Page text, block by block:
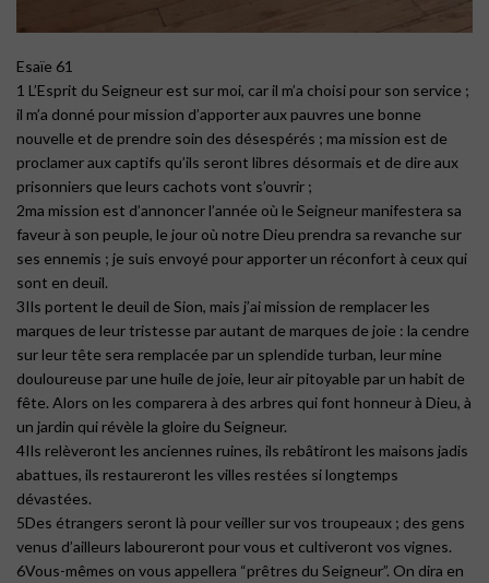
Esaïe 61
1 L’Esprit du Seigneur est sur moi, car il m’a choisi pour son service ;
il m’a donné pour mission d’apporter aux pauvres une bonne
nouvelle et de prendre soin des désespérés ; ma mission est de
proclamer aux captifs qu’ils seront libres désormais et de dire aux
prisonniers que leurs cachots vont s’ouvrir ;
2ma mission est d’annoncer l’année où le Seigneur manifestera sa
faveur à son peuple, le jour où notre Dieu prendra sa revanche sur
ses ennemis ; je suis envoyé pour apporter un réconfort à ceux qui
sont en deuil.
3Ils portent le deuil de Sion, mais j’ai mission de remplacer les
marques de leur tristesse par autant de marques de joie : la cendre
sur leur tête sera remplacée par un splendide turban, leur mine
douloureuse par une huile de joie, leur air pitoyable par un habit de
fête. Alors on les comparera à des arbres qui font honneur à Dieu, à
un jardin qui révèle la gloire du Seigneur.
4Ils relèveront les anciennes ruines, ils rebâtiront les maisons jadis
abattues, ils restaureront les villes restées si longtemps
dévastées.
5Des étrangers seront là pour veiller sur vos troupeaux ; des gens
venus d’ailleurs laboureront pour vous et cultiveront vos vignes.
6Vous-mêmes on vous appellera “prêtres du Seigneur”. On dira en